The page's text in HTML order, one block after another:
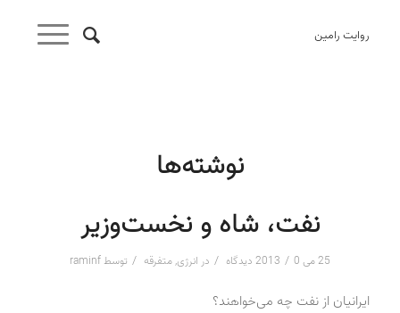
روایت رامین
نوشته‌ها
نفت، شاه و نخست‌وزیر
25 می 2013 / 0 دیدگاه / در انرژی,متفرقه / توسط raminf
ایرانیان از نفت چه می‌خواهند؟